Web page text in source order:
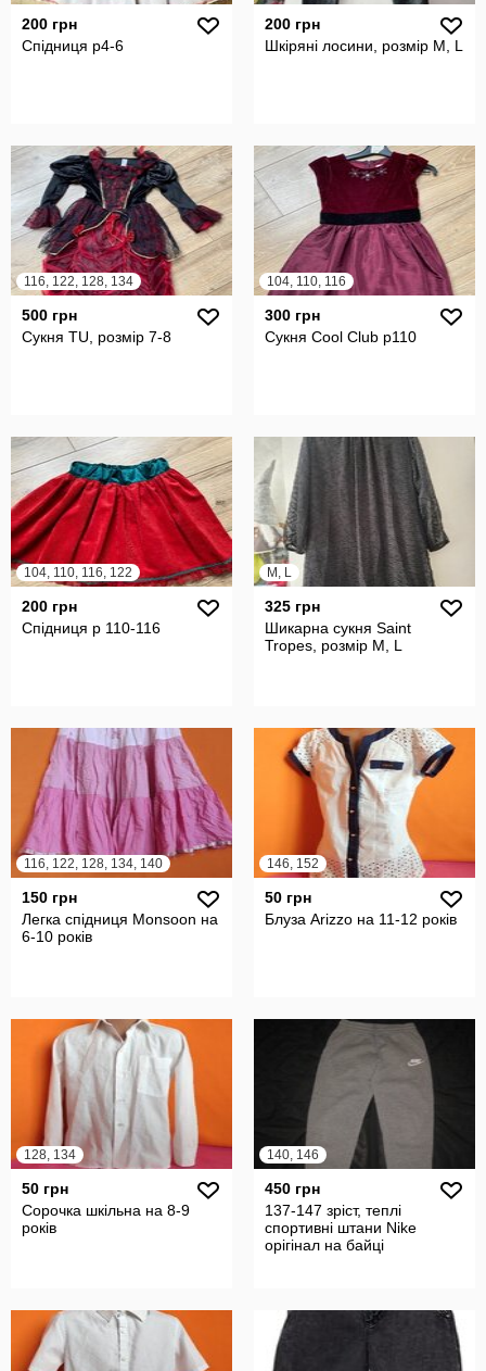
200 грн
Спідниця р4-6
200 грн
Шкіряні лосини, розмір М, L
116, 122, 128, 134
500 грн
Сукня TU, розмір 7-8
104, 110, 116
300 грн
Сукня Cool Club p110
104, 110, 116, 122
200 грн
Спідниця р 110-116
M, L
325 грн
Шикарна сукня Saint
Tropes, розмір М, L
116, 122, 128, 134, 140
150 грн
Легка спідниця Monsoon на
6-10 років
146, 152
50 грн
Блуза Arizzo на 11-12 років
128, 134
50 грн
Сорочка шкільна на 8-9
років
140, 146
450 грн
137-147 зріст, теплі
спортивні штани Nike
орігінал на байці